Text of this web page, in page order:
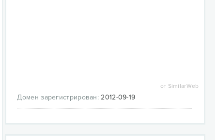
от SimilarWeb
Домен зарегистрирован: 2012-09-19